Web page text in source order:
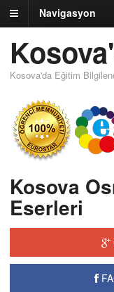
Navigasyon
Kosova'da Eğitim
Kosova
Eserleri